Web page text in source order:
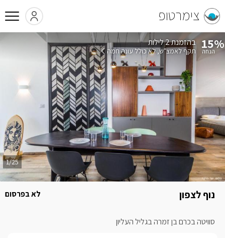
צימרטופ
נוף לצפון
סוויטה בכרם בן זמרה בגליל העליון
לא בפרסום
1/25
15% בהזמנת 2 לילות
תקף לאמצ"ש לא כולל עונה חמה